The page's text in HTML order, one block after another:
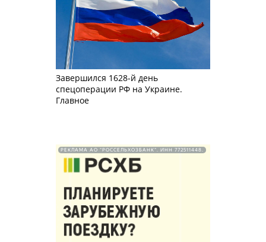
Завершился 1628-й день
спецоперации РФ на Украине.
Главное
РЕКЛАМА АО "РОССЕЛЬХОЗБАНК". ИНН 772511448.